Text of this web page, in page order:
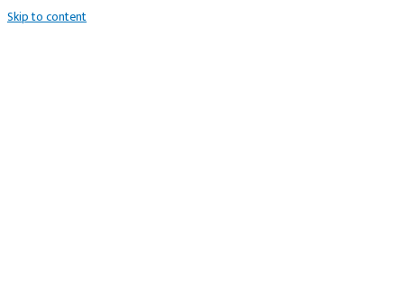
Skip to content